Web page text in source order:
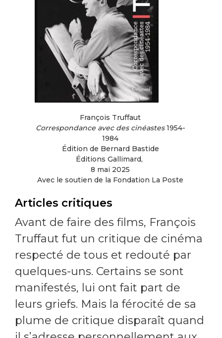
Articles critiques
Avant de faire des films, François
Truffaut fut un critique de cinéma
respecté de tous et redouté par
quelques-uns. Certains se sont
manifestés, lui ont fait part de
leurs griefs. Mais la férocité de sa
plume de critique disparaît quand
François Truffaut
Correspondance avec des cinéastes1954-
1984
Édition de Bernard Bastide
Éditions Gallimard,
8 mai 2025
Avec le soutien de la Fondation La Poste